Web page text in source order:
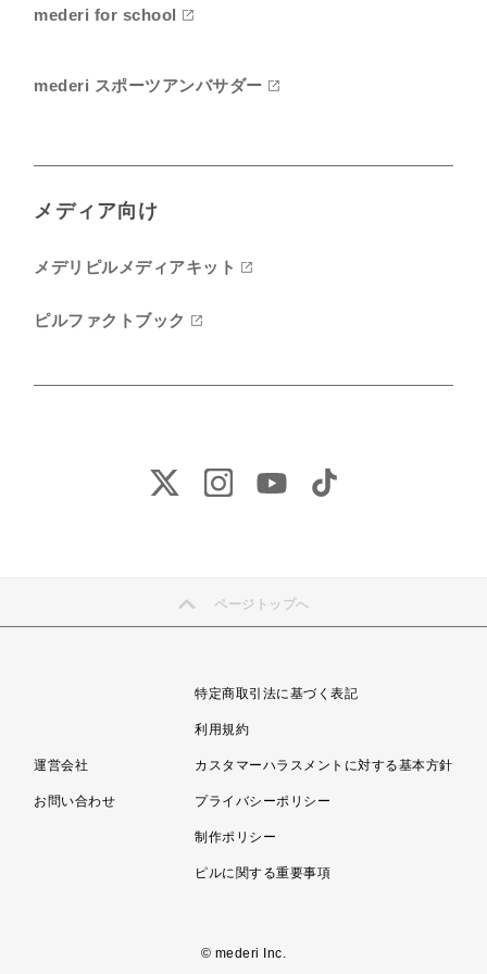
mederi for school
mederi スポーツアンバサダー
メディア向け
メデリピルメディアキット
ピルファクトブック
ページトップへ
運営会社
お問い合わせ
特定商取引法に基づく表記
利用規約
カスタマーハラスメントに対する基本方針
プライバシーポリシー
制作ポリシー
ピルに関する重要事項
© mederi Inc.